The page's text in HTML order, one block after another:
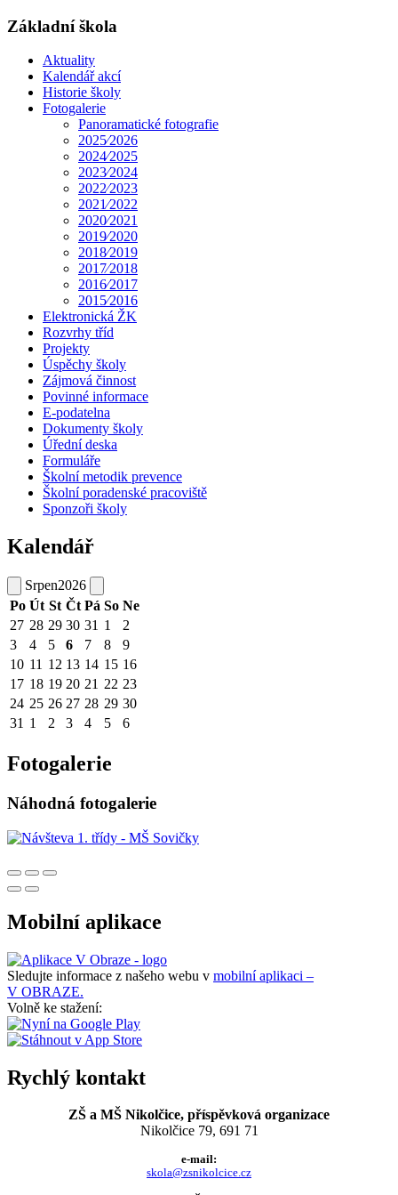
Základní škola
Aktuality
Kalendář akcí
Historie školy
Fotogalerie
Panoramatické fotografie
2025⁄2026
2024⁄2025
2023⁄2024
2022⁄2023
2021⁄2022
2020⁄2021
2019⁄2020
2018⁄2019
2017⁄2018
2016⁄2017
2015⁄2016
Elektronická ŽK
Rozvrhy tříd
Projekty
Úspěchy školy
Zájmová činnost
Povinné informace
E-podatelna
Dokumenty školy
Úřední deska
Formuláře
Školní metodik prevence
Školní poradenské pracoviště
Sponzoři školy
Kalendář
Srpen2026
Po Út St Čt Pá So Ne
27 28 29 30 31 1
2
3
4 5 6 7 8
9
10 11 12 13 14 15 16
17 18 19 20 21 22 23
24 25 26 27 28 29 30
31 1 2 3 4 5 6
Fotogalerie
Náhodná fotogalerie
Mobilní aplikace
Sledujte informace z našeho webu v mobilní aplikaci –
V OBRAZE.
Volně ke stažení:
Rychlý kontakt
ZŠ a MŠ Nikolčice, příspěvková organizace
Nikolčice 79, 691 71
e-mail:
skola@zsnikolcice.cz